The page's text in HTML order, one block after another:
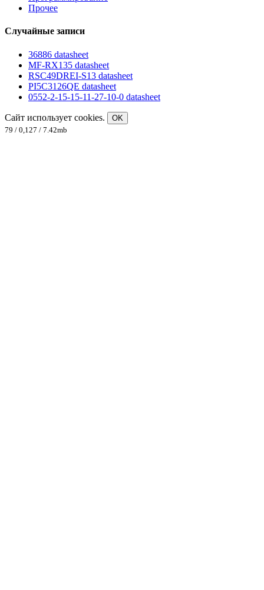
Прочее
Случайные записи
36886 datasheet
MF-RX135 datasheet
RSC49DREI-S13 datasheet
PI5C3126QE datasheet
0552-2-15-15-11-27-10-0 datasheet
Сайт использует cookies.
OK
79 / 0,127 / 7.42mb